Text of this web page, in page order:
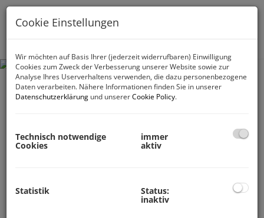
Cookie Einstellungen
Wir möchten auf Basis Ihrer (jederzeit widerrufbaren) Einwilligung
Cookies zum Zweck der Verbesserung unserer Website sowie zur
Analyse Ihres Userverhaltens verwenden, die dazu personenbezogene
Daten verarbeiten. Nähere Informationen finden Sie in unserer
Datenschutzerklärung und unsererCookie Policy.
Technisch notwendige
Cookies
immer
aktiv
Statistik Status:
inaktiv